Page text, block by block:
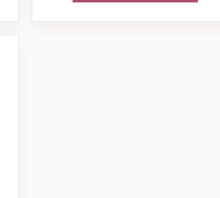
sérum ultra concentré anti-